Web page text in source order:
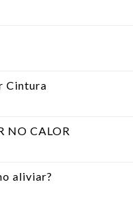
Cintura
NO CALOR
aliviar?